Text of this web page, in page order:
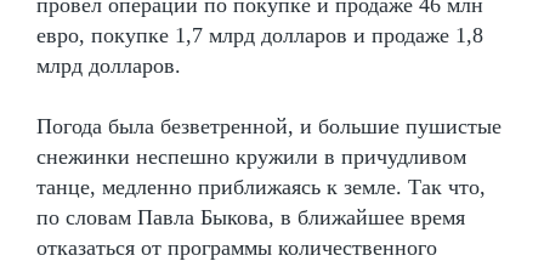
евро, покупке 1,7 млрд долларов и продаже 1,8
млрд долларов.
Погода была безветренной, и большие пушистые
снежинки неспешно кружили в причудливом
танце, медленно приближаясь к земле. Так что,
по словам Павла Быкова, в ближайшее время
отказаться от программы количественного